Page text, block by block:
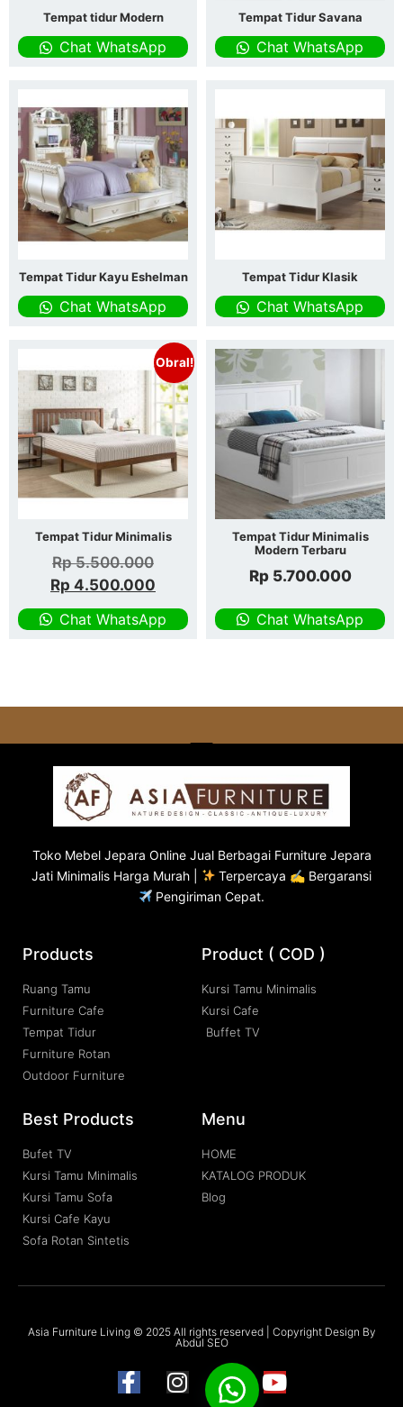
Tempat tidur Modern
Chat WhatsApp
Tempat Tidur Savana
Chat WhatsApp
Tempat Tidur Kayu Eshelman
Chat WhatsApp
Tempat Tidur Klasik
Chat WhatsApp
Obral!
Tempat Tidur Minimalis
Rp5.500.000
Rp 4.500.000
Chat WhatsApp
Tempat Tidur Minimalis
Modern Terbaru
Rp5.700.000
Chat WhatsApp
Toko Mebel Jepara Online Jual Berbagai Furniture Jepara
Jati Minimalis Harga Murah |
Terpercaya ✍ Bergaransi
Pengiriman Cepat.
Products
Ruang Tamu
Furniture Cafe
Tempat Tidur
Furniture Rotan
Outdoor Furniture
Product ( COD )
Kursi Tamu Minimalis
Kursi Cafe
Buffet TV
Best Products
Bufet TV
Kursi Tamu Minimalis
Kursi Tamu Sofa
Kursi Cafe Kayu
Sofa Rotan Sintetis
Menu
HOME
KATALOG PRODUK
Blog
Asia Furniture Living © 2025 All rights reserved | Copyright Design By
Abdul SEO